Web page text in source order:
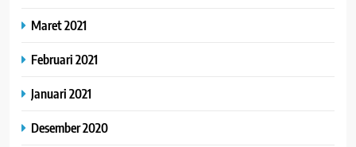
Maret 2021
Februari 2021
Januari 2021
Desember 2020